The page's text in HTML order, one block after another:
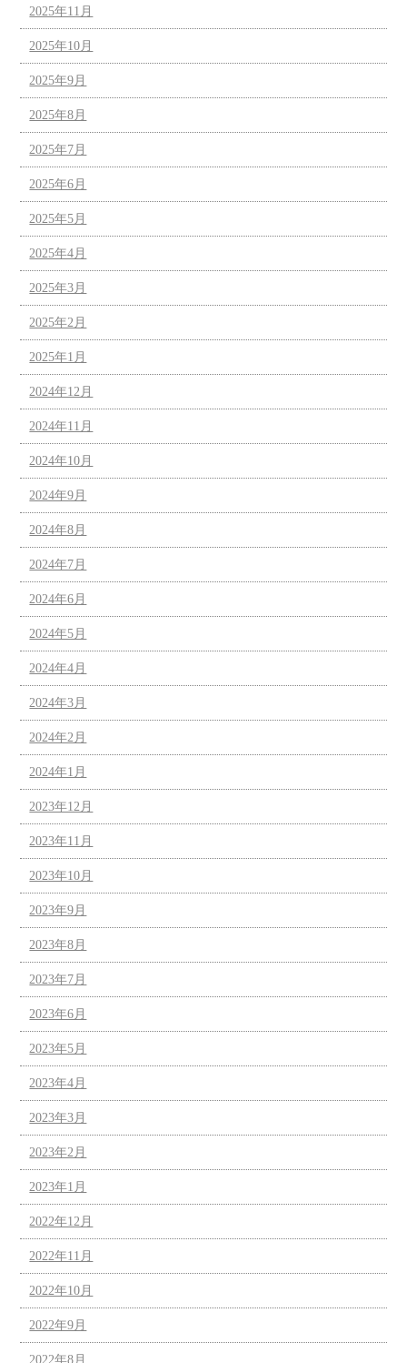
2025年11月
2025年10月
2025年9月
2025年8月
2025年7月
2025年6月
2025年5月
2025年4月
2025年3月
2025年2月
2025年1月
2024年12月
2024年11月
2024年10月
2024年9月
2024年8月
2024年7月
2024年6月
2024年5月
2024年4月
2024年3月
2024年2月
2024年1月
2023年12月
2023年11月
2023年10月
2023年9月
2023年8月
2023年7月
2023年6月
2023年5月
2023年4月
2023年3月
2023年2月
2023年1月
2022年12月
2022年11月
2022年10月
2022年9月
2022年8月